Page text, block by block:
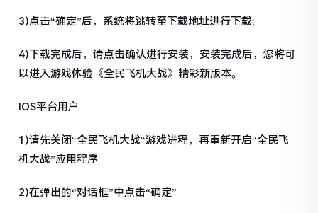
3)点击“确定”后，系统将跳转至下载地址进行下载;
4)下载完成后，请点击确认进行安装，安装完成后，您将可
以进入游戏体验《全民飞机大战》精彩新版本。
IOS平台用户
1)请先关闭“全民飞机大战“游戏进程，再重新开启“全民飞
机大战”应用程序
2)在弹出的“对话框”中点击“确定”